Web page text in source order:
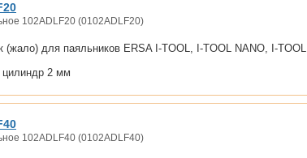
102ADLF20 (0102ADLF20)
(жало) для паяльников ERSA I-TOOL, I-TOOL NANO, I-TOOL
цилиндр 2 мм
102ADLF40 (0102ADLF40)